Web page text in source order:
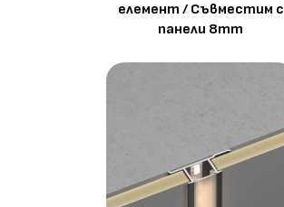
елемент / Съвместим с
панели 8mm